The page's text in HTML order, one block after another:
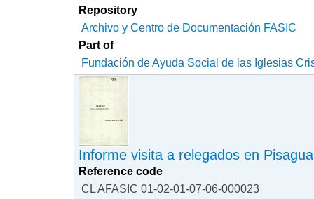
Repository
Archivo y Centro de Documentación FASIC
Part of
Fundación de Ayuda Social de las Iglesias
Informe visita a relegados en Pisagua
Reference code
CL AFASIC 01-02-01-07-06-000023